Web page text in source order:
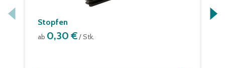
Stopfen
ab 0,30 €/ Stk.